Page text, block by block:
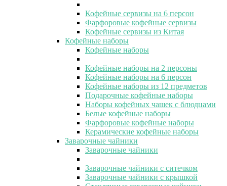
Кофейные сервизы на 6 персон
Фарфоровые кофейные сервизы
Кофейные сервизы из Китая
Кофейные наборы
Кофейные наборы
Кофейные наборы на 2 персоны
Кофейные наборы на 6 персон
Кофейные наборы из 12 предметов
Подарочные кофейные наборы
Наборы кофейных чашек с блюдцами
Белые кофейные наборы
Фарфоровые кофейные наборы
Керамические кофейные наборы
Заварочные чайники
Заварочные чайники
Заварочные чайники с ситечком
Заварочные чайники с крышкой